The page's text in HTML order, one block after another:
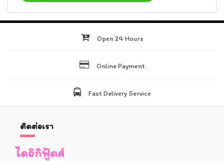
Open 24 Hours
Online Payment
Fast Delivery Service
ติดต่อเรา
ไดอิกิฟู้ดส์